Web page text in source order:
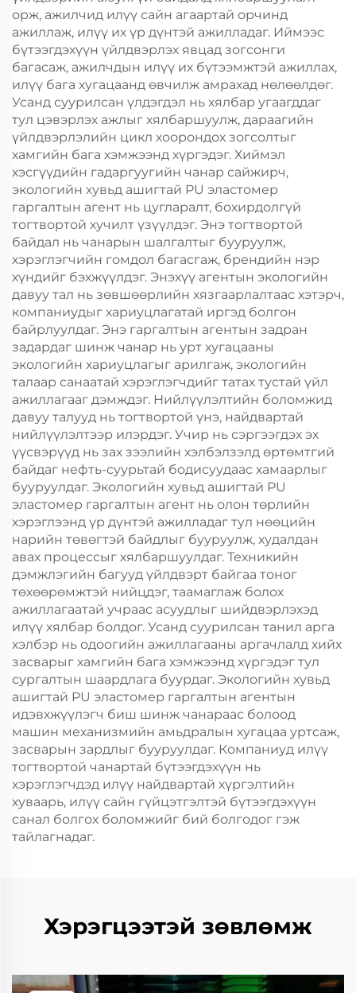
орж, ажилчид илүү сайн агаартай орчинд
ажиллаж, илүү их үр дүнтэй ажилладаг. Иймээс
бүтээгдэхүүн үйлдвэрлэх явцад зогсонги
багасаж, ажилчдын илүү их бүтээмжтэй ажиллах,
илүү бага хугацаанд өвчилж амрахад нөлөөлдөг.
Усанд суурилсан үлдэгдэл нь хялбар угаагддаг
тул цэвэрлэх ажлыг хялбаршуулж, дараагийн
үйлдвэрлэлийн цикл хоорондох зогсолтыг
хамгийн бага хэмжээнд хүргэдэг. Хиймэл
хэсгүүдийн гадаргуугийн чанар сайжирч,
экологийн хувьд ашигтай PU эластомер
гаргалтын агент нь цугларалт, бохирдолгүй
тогтвортой хучилт үзүүлдэг. Энэ тогтвортой
байдал нь чанарын шалгалтыг бууруулж,
хэрэглэгчийн гомдол багасгаж, брендийн нэр
хүндийг бэхжүүлдэг. Энэхүү агентын экологийн
давуу тал нь зөвшөөрлийн хязгаарлалтаас хэтэрч,
компаниудыг хариуцлагатай иргэд болгон
байрлуулдаг. Энэ гаргалтын агентын задран
задардаг шинж чанар нь урт хугацааны
экологийн хариуцлагыг арилгаж, экологийн
талаар санаатай хэрэглэгчдийг татах тустай үйл
ажиллагааг дэмждэг. Нийлүүлэлтийн боломжид
давуу талууд нь тогтвортой үнэ, найдвартай
нийлүүлэлтээр илэрдэг. Учир нь сэргээгдэх эх
үүсвэрүүд нь зах зээлийн хэлбэлзэлд өртөмтгий
байдаг нефть-суурьтай бодисуудаас хамаарлыг
бууруулдаг. Экологийн хувьд ашигтай PU
эластомер гаргалтын агент нь олон төрлийн
хэрэглээнд үр дүнтэй ажилладаг тул нөөцийн
нарийн төвөгтэй байдлыг бууруулж, худалдан
авах процессыг хялбаршуулдаг. Техникийн
дэмжлэгийн багууд үйлдвэрт байгаа тоног
төхөөрөмжтэй нийцдэг, таамаглаж болох
ажиллагаатай учраас асуудлыг шийдвэрлэхэд
илүү хялбар болдог. Усанд суурилсан танил арга
хэлбэр нь одоогийн ажиллагааны аргачлалд хийх
засварыг хамгийн бага хэмжээнд хүргэдэг тул
сургалтын шаардлага буурдаг. Экологийн хувьд
ашигтай PU эластомер гаргалтын агентын
идэвхжүүлэгч биш шинж чанараас болоод
машин механизмийн амьдралын хугацаа уртсаж,
засварын зардлыг бууруулдаг. Компаниуд илүү
тогтвортой чанартай бүтээгдэхүүн нь
хэрэглэгчдэд илүү найдвартай хүргэлтийн
хуваарь, илүү сайн гүйцэтгэлтэй бүтээгдэхүүн
санал болгох боломжийг бий болгодог гэж
тайлагнадаг.
Хэрэгцээтэй зөвлөмж